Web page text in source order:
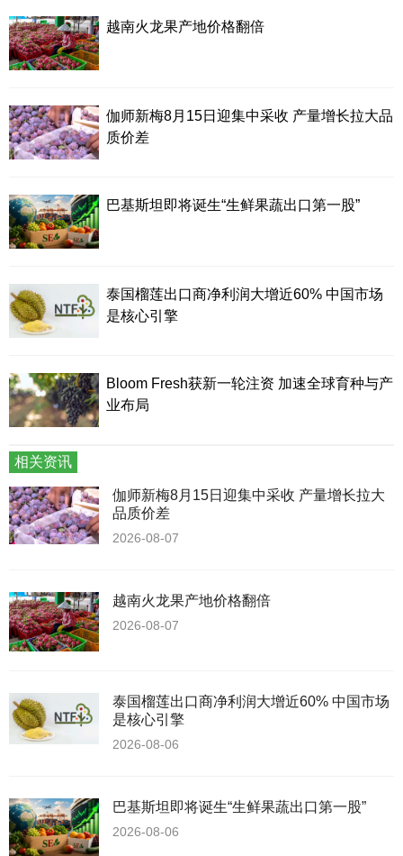
越南火龙果产地价格翻倍
伽师新梅8月15日迎集中采收 产量增长拉大品
质价差
巴基斯坦即将诞生“生鲜果蔬出口第一股”
泰国榴莲出口商净利润大增近60% 中国市场
是核心引擎
Bloom Fresh获新一轮注资 加速全球育种与产
业布局
相关资讯
伽师新梅8月15日迎集中采收 产量增长拉大
品质价差
2026-08-07
越南火龙果产地价格翻倍
2026-08-07
泰国榴莲出口商净利润大增近60% 中国市场
是核心引擎
2026-08-06
巴基斯坦即将诞生“生鲜果蔬出口第一股”
2026-08-06